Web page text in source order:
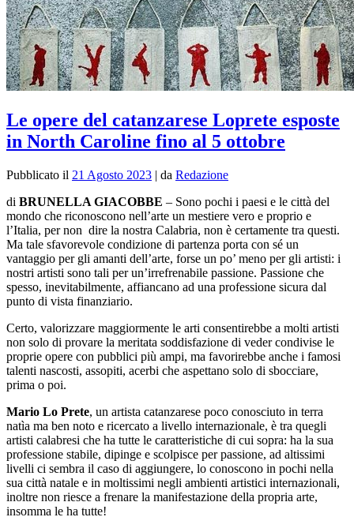
Le opere del catanzarese Loprete esposte
in North Caroline fino al 5 ottobre
Pubblicato il 21 Agosto 2023 | da Redazione
di BRUNELLA GIACOBBE – Sono pochi i paesi e le città del
mondo che riconoscono nell’arte un mestiere vero e proprio e
l’Italia, per non dire la nostra Calabria, non è certamente tra questi.
Ma tale sfavorevole condizione di partenza porta con sé un
vantaggio per gli amanti dell’arte, forse un po’ meno per gli artisti: i
nostri artisti sono tali per un’irrefrenabile passione. Passione che
spesso, inevitabilmente, affiancano ad una professione sicura dal
punto di vista finanziario.
Certo, valorizzare maggiormente le arti consentirebbe a molti artisti
non solo di provare la meritata soddisfazione di veder condivise le
proprie opere con pubblici più ampi, ma favorirebbe anche i famosi
talenti nascosti, assopiti, acerbi che aspettano solo di sbocciare,
prima o poi.
Mario Lo Prete, un artista catanzarese poco conosciuto in terra
natìa ma ben noto e ricercato a livello internazionale, è tra quegli
artisti calabresi che ha tutte le caratteristiche di cui sopra: ha la sua
professione stabile, dipinge e scolpisce per passione, ad altissimi
livelli ci sembra il caso di aggiungere, lo conoscono in pochi nella
sua città natale e in moltissimi negli ambienti artistici internazionali,
inoltre non riesce a frenare la manifestazione della propria arte,
insomma le ha tutte!